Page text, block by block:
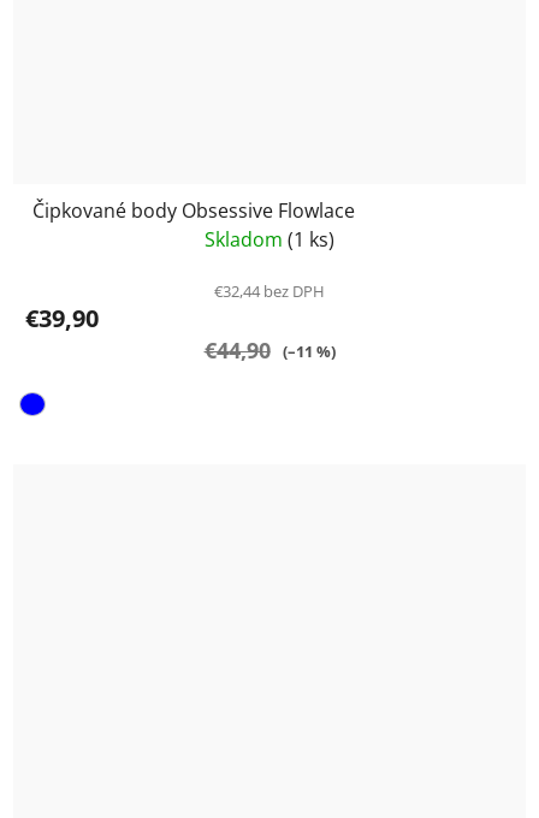
Čipkované body Obsessive Flowlace
Skladom (1 ks)
€32,44 bez DPH
€39,90
€44,90 (–11 %)